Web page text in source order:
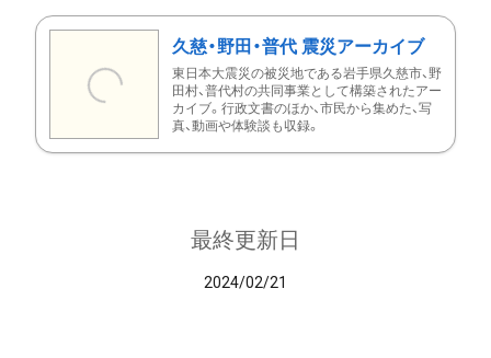
久慈・野田・普代 震災アーカイブ
東日本大震災の被災地である岩手県久慈市、野
田村、普代村の共同事業として構築されたアー
カイブ。行政文書のほか、市民から集めた、写
真、動画や体験談も収録。
最終更新日
2024/02/21